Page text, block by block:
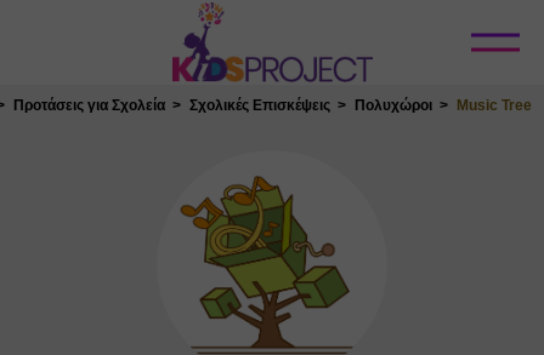
Κλείσιμο
Προτάσεις για Σχολεία Σχολικές Επισκέψεις Πολυχώροι Music Tree